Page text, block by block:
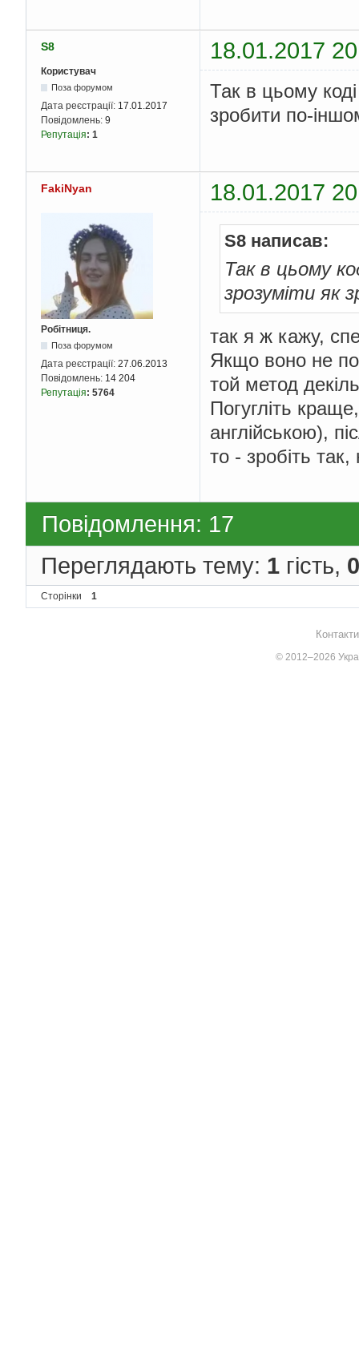
S8 18.01.2017
Користувач
Поза форумом
Дата реєстрації: 17.01.2017
Повідомлень: 9
Репутація: 1
Так в цьому
зробити по-
FakiNyan 18.01.2017
Робітниця.
Поза форумом
Дата реєстрації: 27.06.2013
Повідомлень: 14 204
Репутація: 5764
S8 написав:
Так в цьому
зрозуміти як
так я ж кажу,
Якщо воно не
той метод
Погугліть
англійською),
то - зробіть
Повідомлення: 17
Переглядають тему: 1 гість, 0
Сторінки 1
© 2012–2026